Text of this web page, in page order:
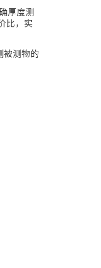
厚度测
比，实
被测物的